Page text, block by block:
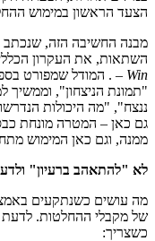
הצעד הראשון במימוש
השתאות, את העקרון
Win – . המודל שמפורט
"תמונת הניצחון",
ננצח", "מה היכולות
גם כאן – המטרה מונחת
ממנה, וגם כאן המימוש
לא "להתאהב ברעיון"
מה עושים כשנתקעים
של מקבלי ההחלטות. לדעת
כשצריך: